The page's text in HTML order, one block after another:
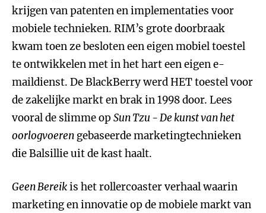
krijgen van patenten en implementaties voor
mobiele technieken. RIM’s grote doorbraak
kwam toen ze besloten een eigen mobiel toestel
te ontwikkelen met in het hart een eigen e-
maildienst. De BlackBerry werd HET toestel voor
de zakelijke markt en brak in 1998 door. Lees
vooral de slimme op Sun Tzu - De kunst van het
oorlogvoeren gebaseerde marketingtechnieken
die Balsillie uit de kast haalt.
Geen Bereikis het rollercoaster verhaal waarin
marketing en innovatie op de mobiele markt van